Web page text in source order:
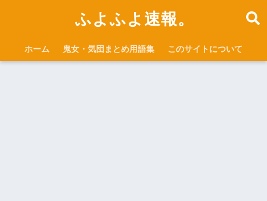
ふよふよ速報。
ホーム 鬼女・気団まとめ用語集 このサイトについて